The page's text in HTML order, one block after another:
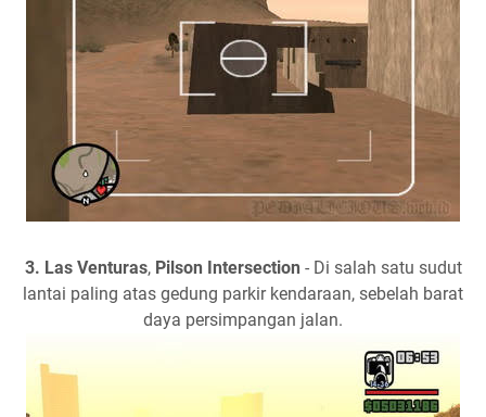
3. Las Venturas, Pilson Intersection - Di salah satu sudut
lantai paling atas gedung parkir kendaraan, sebelah barat
daya persimpangan jalan.